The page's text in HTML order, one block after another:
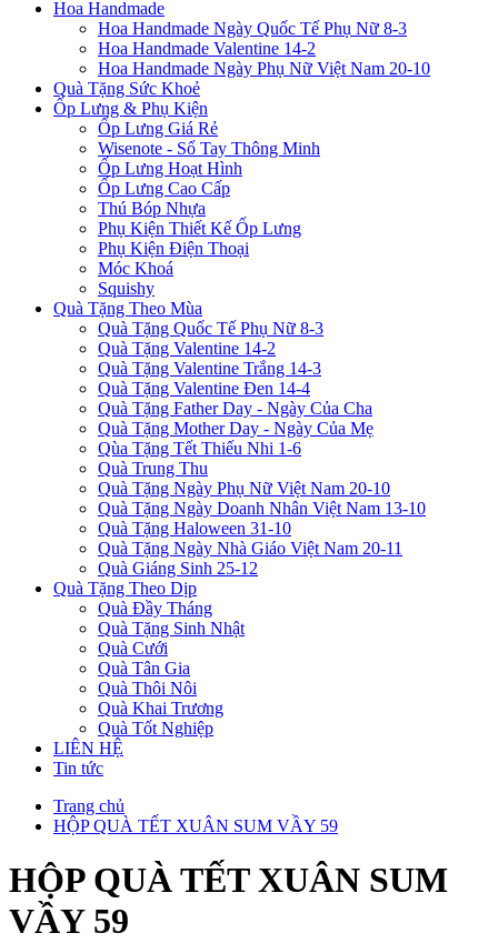
Hoa Handmade
Hoa Handmade Ngày Quốc Tế Phụ Nữ 8-3
Hoa Handmade Valentine 14-2
Hoa Handmade Ngày Phụ Nữ Việt Nam 20-10
Quà Tặng Sức Khoẻ
Ốp Lưng & Phụ Kiện
Ốp Lưng Giá Rẻ
Wisenote - Sổ Tay Thông Minh
Ốp Lưng Hoạt Hình
Ốp Lưng Cao Cấp
Thú Bóp Nhựa
Phụ Kiện Thiết Kế Ốp Lưng
Phụ Kiện Điện Thoại
Móc Khoá
Squishy
Quà Tặng Theo Mùa
Quà Tặng Quốc Tế Phụ Nữ 8-3
Quà Tặng Valentine 14-2
Quà Tặng Valentine Trắng 14-3
Quà Tặng Valentine Đen 14-4
Quà Tặng Father Day - Ngày Của Cha
Quà Tặng Mother Day - Ngày Của Mẹ
Qùa Tặng Tết Thiếu Nhi 1-6
Quà Trung Thu
Quà Tặng Ngày Phụ Nữ Việt Nam 20-10
Quà Tặng Ngày Doanh Nhân Việt Nam 13-10
Quà Tặng Haloween 31-10
Quà Tặng Ngày Nhà Giáo Việt Nam 20-11
Quà Giáng Sinh 25-12
Quà Tặng Theo Dịp
Quà Đầy Tháng
Quà Tặng Sinh Nhật
Quà Cưới
Quà Tân Gia
Quà Thôi Nôi
Quà Khai Trương
Quà Tốt Nghiệp
LIÊN HỆ
Tin tức
Trang chủ
HỘP QUÀ TẾT XUÂN SUM VẦY 59
HỘP QUÀ TẾT XUÂN SUM
VẦY 59